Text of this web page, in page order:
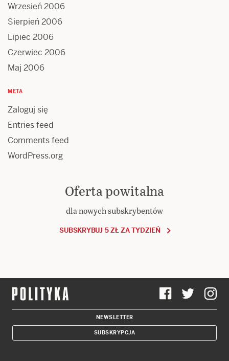
Wrzesień 2006
Sierpień 2006
Lipiec 2006
Czerwiec 2006
Maj 2006
META
Zaloguj się
Entries feed
Comments feed
WordPress.org
Oferta powitalna
dla nowych subskrybentów
SUBSKRYBUJ 5 ZŁ ZA TYDZIEŃ
NEWSLETTER
SUBSKRYPCJA